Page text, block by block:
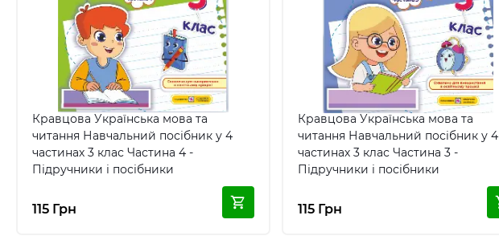
Кравцова Українська мова та
читання Навчальний посібник у 4
частинах 3 клас Частина 4 -
Підручники і посібники
115 Грн
Кравцова Українська мова та
читання Навчальний посібник у 4
частинах 3 клас Частина 3 -
Підручники і посібники
115 Грн